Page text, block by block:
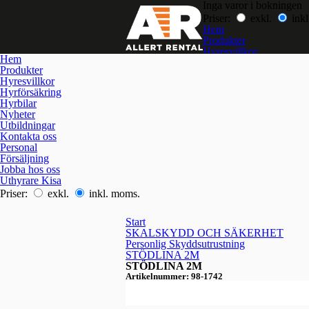
Hem
Produkter
Hyresvillkor
Hyrförsäkring
Hyrbilar
Nyheter
Utbildningar
Kontakta oss
Personal
Försäljning
Jobba hos oss
Uthyrare Kisa
Priser:
exkl. inkl. moms.
Inga varor i bokningen
Priser:
exkl.
Hem
Produkter
Hyresvillkor
Start
SKALSKYDD OCH SÄKERHET
Personlig Skyddsutrustning
STÖDLINA 2M
STÖDLINA 2M
Artikelnummer: 98-1742